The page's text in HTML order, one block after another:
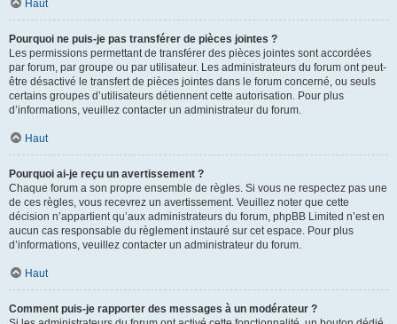
Haut
Pourquoi ne puis-je pas transférer de pièces jointes ?
Les permissions permettant de transférer des pièces jointes sont accordées
par forum, par groupe ou par utilisateur. Les administrateurs du forum ont peut-
être désactivé le transfert de pièces jointes dans le forum concerné, ou seuls
certains groupes d’utilisateurs détiennent cette autorisation. Pour plus
d’informations, veuillez contacter un administrateur du forum.
Haut
Pourquoi ai-je reçu un avertissement ?
Chaque forum a son propre ensemble de règles. Si vous ne respectez pas une
de ces règles, vous recevrez un avertissement. Veuillez noter que cette
décision n’appartient qu’aux administrateurs du forum, phpBB Limited n’est en
aucun cas responsable du règlement instauré sur cet espace. Pour plus
d’informations, veuillez contacter un administrateur du forum.
Haut
Comment puis-je rapporter des messages à un modérateur ?